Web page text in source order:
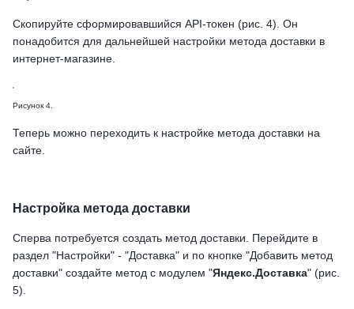
Скопируйте сформировавшийся API-токен (рис. 4). Он
понадобится для дальнейшей настройки метода доставки в
интернет-магазине.
Рисунок 4.
Теперь можно переходить к настройке метода доставки на
сайте.
Настройка метода доставки
Сперва потребуется создать метод доставки. Перейдите в
раздел "Настройки" - "Доставка" и по кнопке "Добавить метод
доставки" создайте метод с модулем "Яндекс.Доставка" (рис.
5).